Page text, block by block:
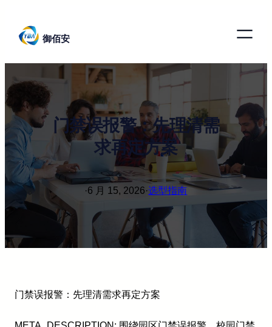
御佰安
门禁误报警：先理清需
求再定方案
·6 月 15, 2026·选型指南
门禁误报警：先理清需求再定方案